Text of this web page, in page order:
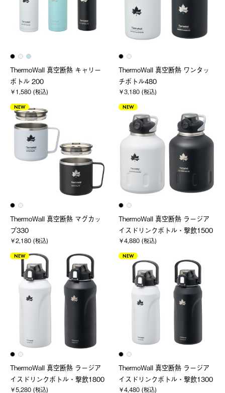
ThermoWall 真空断熱 キャリー
ボトル 200
￥1,580 (税込)
ThermoWall 真空断熱 ワンタッ
チボトル480
￥3,180 (税込)
NEW
ThermoWall 真空断熱 マグカッ
プ330
￥2,180 (税込)
NEW
ThermoWall 真空断熱 ラージア
イスドリンクボトル・撃飲1500
￥4,880 (税込)
NEW
ThermoWall 真空断熱 ラージア
イスドリンクボトル・撃飲1800
￥5,280 (税込)
NEW
ThermoWall 真空断熱 ラージア
イスドリンクボトル・撃飲1300
￥4,480 (税込)